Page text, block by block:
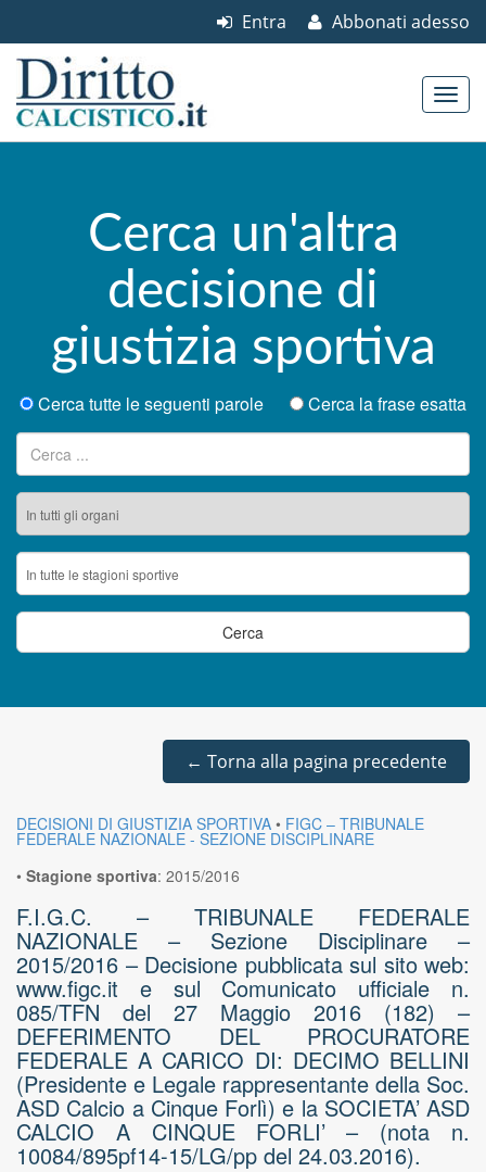
Abbonati adesso
Entra
Cerca un'altra
decisione di
giustizia sportiva
Cerca tutte le seguenti parole
Cerca la frase esatta
Ricerca per:
← Torna alla pagina precedente
DECISIONI DI GIUSTIZIA SPORTIVA • FIGC – TRIBUNALE
FEDERALE NAZIONALE - SEZIONE DISCIPLINARE
• Stagione sportiva: 2015/2016
F.I.G.C. – TRIBUNALE FEDERALE
NAZIONALE – Sezione Disciplinare –
2015/2016 – Decisione pubblicata sul sito web:
www.figc.it e sul Comunicato ufficiale n.
085/TFN del 27 Maggio 2016 (182) –
DEFERIMENTO DEL PROCURATORE
FEDERALE A CARICO DI: DECIMO BELLINI
(Presidente e Legale rappresentante della Soc.
ASD Calcio a Cinque Forlì) e la SOCIETA’ ASD
CALCIO A CINQUE FORLI’ – (nota n.
10084/895pf14-15/LG/pp del 24.03.2016).